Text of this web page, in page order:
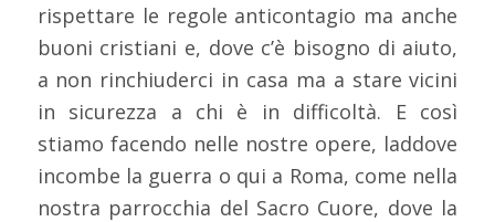
rispettare le regole anticontagio ma anche
buoni cristiani e, dove c’è bisogno di aiuto,
a non rinchiuderci in casa ma a stare vicini
in sicurezza a chi è in difficoltà. E così
stiamo facendo nelle nostre opere, laddove
incombe la guerra o qui a Roma, come nella
nostra parrocchia del Sacro Cuore, dove la